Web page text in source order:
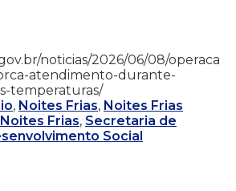
noticias/2026/06/08/operaca
atendimento-durante-
temperaturas/
, Noites Frias, Noites Frias
Frias, Secretaria de
Social